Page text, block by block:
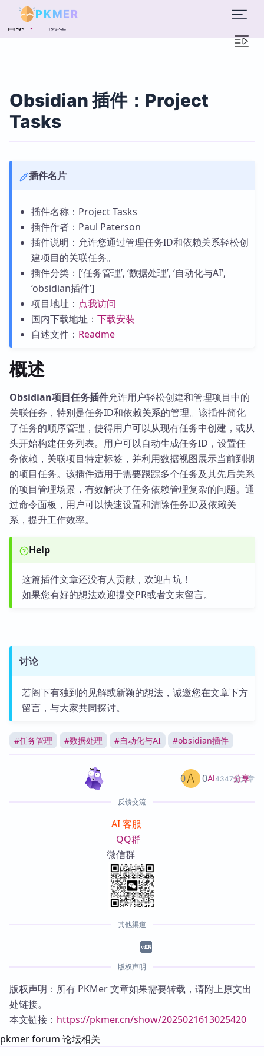
PKMER
目录 概述
Obsidian 插件：Project
Tasks
插件名片
插件名称：Project Tasks
插件作者：Paul Paterson
插件说明：允许您通过管理任务ID和依赖关系轻松创
建项目的关联任务。
插件分类：[‘任务管理’, ‘数据处理’, ‘自动化与AI’,
‘obsidian插件’]
项目地址： 点我访问
国内下载地址： 下载安装
自述文件： Readme
概述
Obsidian项目任务插件允许用户轻松创建和管理项目中的
关联任务，特别是任务ID和依赖关系的管理。该插件简化
了任务的顺序管理，使得用户可以从现有任务中创建，或从
头开始构建任务列表。用户可以自动生成任务ID，设置任
务依赖，关联项目特定标签，并利用数据视图展示当前到期
的项目任务。该插件适用于需要跟踪多个任务及其先后关系
的项目管理场景，有效解决了任务依赖管理复杂的问题。通
过命令面板，用户可以快速设置和清除任务ID及依赖关
系，提升工作效率。
Help
这篇插件文章还没有人贡献，欢迎占坑！
如果您有好的想法欢迎提交PR或者文末留言。
讨论
若阁下有独到的见解或新颖的想法，诚邀您在文章下方
留言，与大家共同探讨。
#任务管理 #数据处理 #自动化与AI #obsidian插件
AI4347篇文章
0 0 分享
反馈交流
AI 客服
QQ群
微信群
其他渠道
版权声明
版权声明：所有 PKMer 文章如果需要转载，请附上原文出
处链接。
本文链接： https://pkmer.cn/show/2025021613025420
pkmer forum 论坛相关